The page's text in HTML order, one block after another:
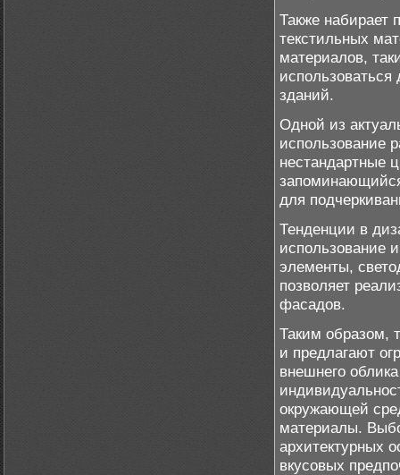
Также набирает
текстильных
материалов,
зданий.
Одной из
использование
нестандартные
для
Тенденции в
использование
элементы,
позволяет
фасадов.
Таким образом,
и предлагают
внешнего
окружающей
материалы.
архитектурных
вкусовых